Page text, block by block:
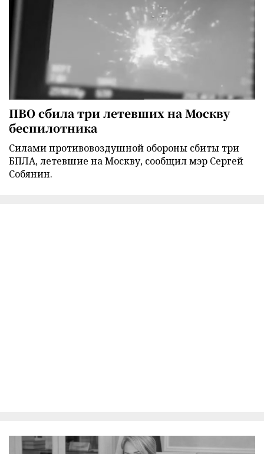
ПВО сбила три летевших на Москву
беспилотника
Силами противовоздушной обороны сбиты три
БПЛА, летевшие на Москву, сообщил мэр Сергей
Собянин.